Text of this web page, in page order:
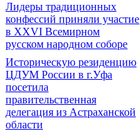
Лидеры традиционных
конфессий приняли участие
в XXVI Всемирном
русском народном соборе
Историческую резиденцию
ЦДУМ России в г.Уфа
посетила
правительственная
делегация из Астраханской
области